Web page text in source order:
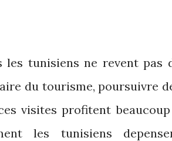
tunisiens ne revent pas
du tourisme, poursuivre
visites profitent
les tunisiens